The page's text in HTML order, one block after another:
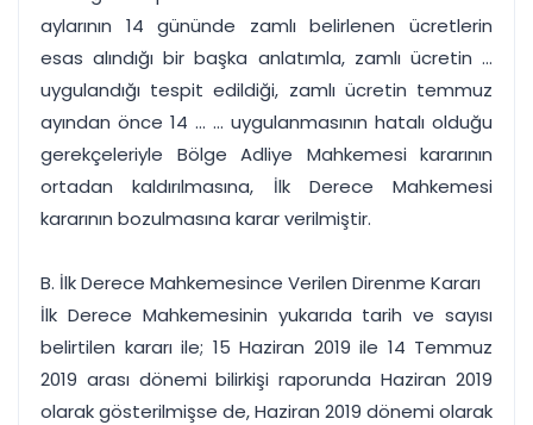
aylarının 14 gününde zamlı belirlenen ücretlerin
esas alındığı bir başka anlatımla, zamlı ücretin ...
uygulandığı tespit edildiği, zamlı ücretin temmuz
ayından önce 14 ... ... uygulanmasının hatalı olduğu
gerekçeleriyle Bölge Adliye Mahkemesi kararının
ortadan kaldırılmasına, İlk Derece Mahkemesi
kararının bozulmasına karar verilmiştir.
B. İlk Derece Mahkemesince Verilen Direnme Kararı
İlk Derece Mahkemesinin yukarıda tarih ve sayısı
belirtilen kararı ile; 15 Haziran 2019 ile 14 Temmuz
2019 arası dönemi bilirkişi raporunda Haziran 2019
olarak gösterilmişse de, Haziran 2019 dönemi olarak